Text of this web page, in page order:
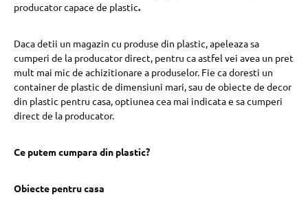
producator capace de plastic.
Daca detii un magazin cu produse din plastic, apeleaza sa
cumperi de la producator direct, pentru ca astfel vei avea un pret
mult mai mic de achizitionare a produselor. Fie ca doresti un
container de plastic de dimensiuni mari, sau de obiecte de decor
din plastic pentru casa, optiunea cea mai indicata e sa cumperi
direct de la producator.
Ce putem cumpara din plastic?
Obiecte pentru casa